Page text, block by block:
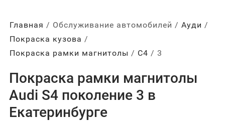
Главная Обслуживание автомобилей
Ауди
Покраска кузова
Покраска рамки магнитолы
С4 3
Покраска рамки магнитолы
Audi S4 поколение 3 в
Екатеринбурге